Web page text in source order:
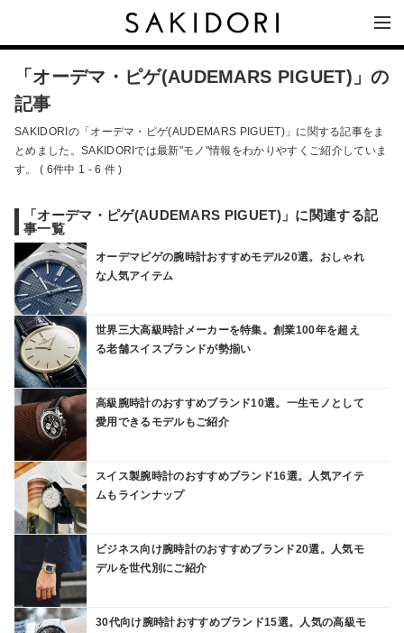
「オーデマ・ピゲ(AUDEMARS PIGUET)」の
記事
SAKIDORIの「オーデマ・ピゲ(AUDEMARS PIGUET)」に関する記事をま
とめました。SAKIDORIでは最新"モノ"情報をわかりやすくご紹介していま
す。 ( 6件中 1 - 6 件 )
「オーデマ・ピゲ(AUDEMARS PIGUET)」に関連する記
事一覧
オーデマピゲの腕時計おすすめモデル20選。おしゃれ
な人気アイテム
世界三大高級時計メーカーを特集。創業100年を超え
る老舗スイスブランドが勢揃い
高級腕時計のおすすめブランド10選。一生モノとして
愛用できるモデルもご紹介
スイス製腕時計のおすすめブランド16選。人気アイテ
ムもラインナップ
ビジネス向け腕時計のおすすめブランド20選。人気モ
デルを世代別にご紹介
30代向け腕時計おすすめブランド15選。人気の高級モ